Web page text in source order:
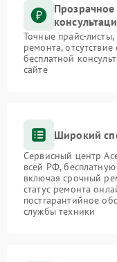
Точные прайс-
ремонта,
бесплатной
сайте
Широкий
Сервисный центр
всей РФ,
включая срочный
статус ремонта
постгарантийное
службы техники